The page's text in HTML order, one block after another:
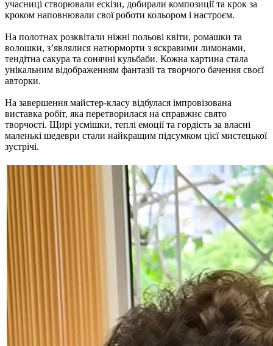
учасниці створювали ескізи, добирали композиції та крок за
кроком наповнювали свої роботи кольором і настроєм.
На полотнах розквітали ніжні польові квіти, ромашки та
волошки, з’являлися натюрморти з яскравими лимонами,
тендітна сакура та сонячні кульбаби. Кожна картина стала
унікальним відображенням фантазії та творчого бачення своєї
авторки.
На завершення майстер-класу відбулася імпровізована
виставка робіт, яка перетворилася на справжнє свято
творчості. Щирі усмішки, теплі емоції та гордість за власні
маленькі шедеври стали найкращим підсумком цієї мистецької
зустрічі.